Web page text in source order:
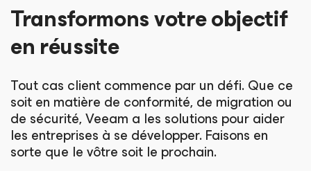
Transformons votre objectif
en réussite
Tout cas client commence par un défi. Que ce
soit en matière de conformité, de migration ou
de sécurité, Veeam a les solutions pour aider
les entreprises à se développer. Faisons en
sorte que le vôtre soit le prochain.